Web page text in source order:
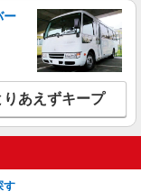
ー
りあえずキープ
す